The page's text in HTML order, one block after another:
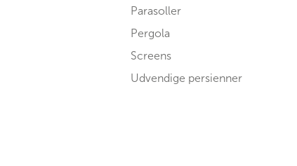
Parasoller
Pergola
Screens
Udvendige persienner